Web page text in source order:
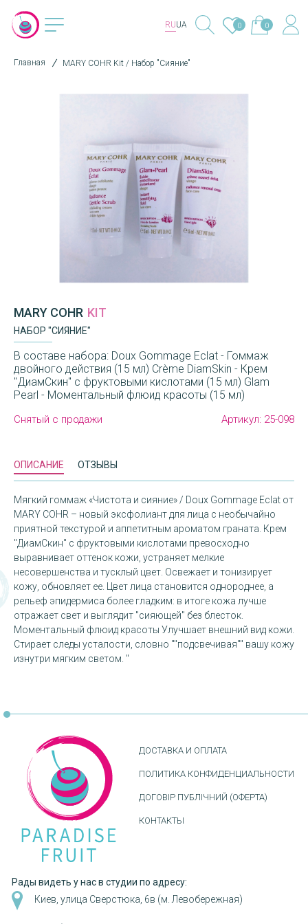
RUUA 0 0
Главная MARY COHR Kit / Набор "Сияние"
MARY COHR KIT
НАБОР "СИЯНИЕ"
В составе набора: Doux Gommage Eclat - Гоммаж
двойного действия (15 мл) Crème DiamSkin - Крем
"ДиамСкин" с фруктовыми кислотами (15 мл) Glam
Pearl - Моментальный флюид красоты (15 мл)
Снятый с продажи Артикул: 25-098
ОПИСАНИЕ ОТЗЫВЫ
Мягкий гоммаж «Чистота и сияние» / Doux Gommage Eclat от
MARY COHR – новый эксфолиант для лица с необычайно
приятной текстурой и аппетитным ароматом граната. Крем
"ДиамСкин" с фруктовыми кислотами превосходно
выравнивает оттенок кожи, устраняет мелкие
несовершенства и тусклый цвет. Освежает и тонизирует
кожу, обновляет ее. Цвет лица становится однороднее, а
рельеф эпидермиса более гладким: в итоге кожа лучше
отражает свет и выглядит "сияющей" без блесток.
Моментальный флюид красоты Улучшает внешний вид кожи.
Стирает следы усталости, словно ""подсвечивая"" вашу кожу
изнутри мягким светом. "
ДОСТАВКА И ОПЛАТА
ПОЛИТИКА КОНФИДЕНЦИАЛЬНОСТИ
ДОГОВІР ПУБЛІЧНИЙ (ОФЕРТА)
КОНТАКТЫ
Рады видеть у нас в студии по адресу:
Киев, улица Сверстюка, 6в (м. Левобережная)